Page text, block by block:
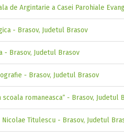
de Argintarie a Casei Parohiale
- Brasov, Judetul Brasov
- Brasov, Judetul Brasov
- Brasov, Judetul Brasov
scoala romaneascaˮ - Brasov, Judetul
Titulescu - Brasov, Judetul